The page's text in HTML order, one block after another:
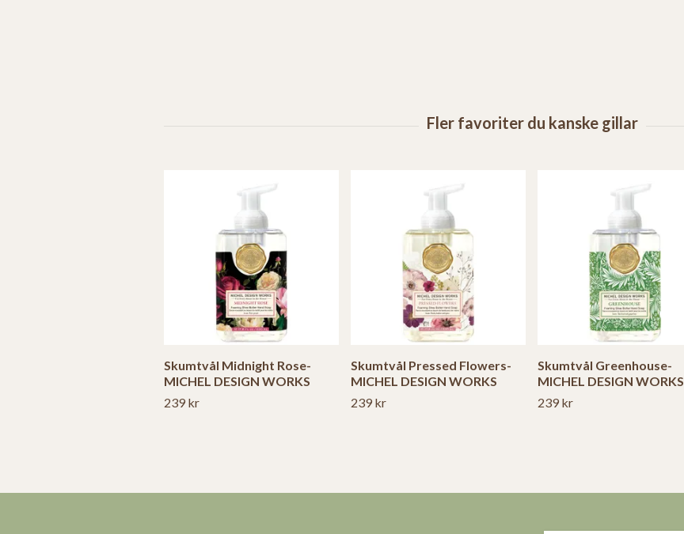
Skumtvål Midnight Rose-
MICHEL DESIGN WORKS
239 kr
Skumtvål Pressed Flowers-
MICHEL DESIGN WORKS
239 kr
Skumtvål Greenhouse-
MICHEL DESIGN WORKS
239 kr